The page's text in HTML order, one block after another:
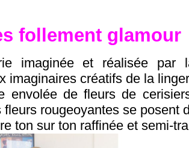
follement glamour
imaginée et réalisée par
imaginaires créatifs de la
envolée de fleurs de
fleurs rougeoyantes se posent
ton sur ton raffinée et semi-